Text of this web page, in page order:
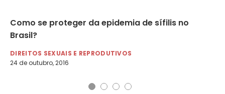
Como se proteger da epidemia de sífilis no
Brasil?
DIREITOS SEXUAIS E REPRODUTIVOS
24 de outubro, 2016